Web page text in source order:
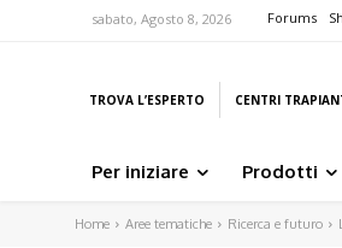
sabato, Agosto 8, 2026 Forums
TROVA L’ESPERTO CENTRI
Per iniziare Prodotti
Home Aree tematiche Ricerca e futuro